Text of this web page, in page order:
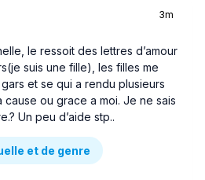
3m
le ressoit des lettres d’amour
suis une fille), les filles me
et se qui a rendu plusieurs
cause ou grace a moi. Je ne sais
Un peu d’aide stp..
et de genre